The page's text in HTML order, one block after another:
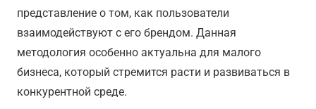
представление о том, как пользователи
взаимодействуют с его брендом. Данная
методология особенно актуальна для малого
бизнеса, который стремится расти и развиваться в
конкурентной среде.